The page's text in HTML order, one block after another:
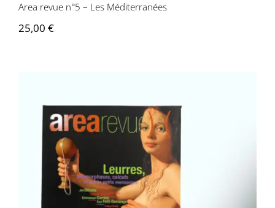
Area revue n°5 – Les Méditerranées
25,00 €
Area revue n°6 -Leurres